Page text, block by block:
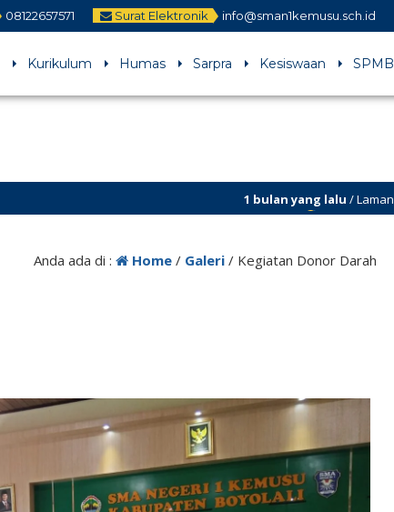
08122657571 Surat Elektronik info@sman1kemusu.sch.id
Kurikulum Humas Sarpra Kesiswaan SPMB
/ Laman sman1kemusu.sch.id sedang dalam
perbaikan
Anda ada di : Home/ Galeri/ Kegiatan Donor Darah